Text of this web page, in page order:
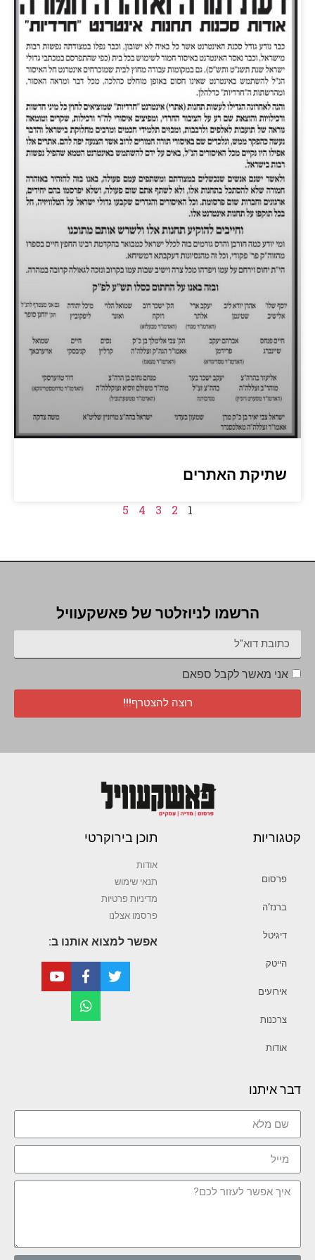
שתיקת האתרים
1
2
3
4
5
הרשמו לניוזלטר של פאשקעוויל
אני מאשר לקבל ספאם
רוצה להצטרף!!!
קטגוריות
פרסום
ברנז’ה
דיגיטל
הייטק
אירועים
צרכנות
אודות
תוכן בירוקרטי
אודות
תנאי שימוש
מדיניות פרטיות
פרסמו אצלנו
אפשר למצוא אותנו ב:
דבר איתנו